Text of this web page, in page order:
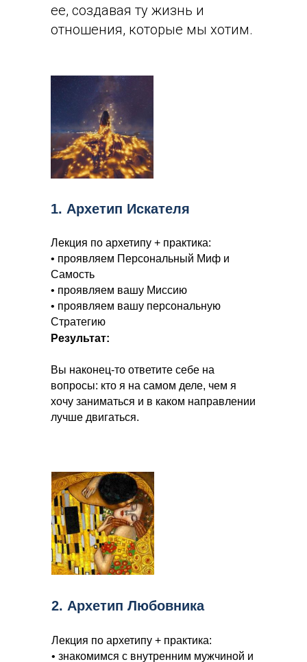
ее, создавая ту жизнь и
отношения, которые мы хотим.
2. Архетип Любовника
Лекция по архетипу + практика:
• знакомимся с внутренним мужчиной и
1. Архетип Искателя
Лекция по архетипу + практика:
• проявляем Персональный Миф и
Самость
• проявляем вашу Миссию
• проявляем вашу персональную
Стратегию
Результат:
Вы наконец-то ответите себе на
вопросы: кто я на самом деле, чем я
хочу заниматься и в каком направлении
лучше двигаться.